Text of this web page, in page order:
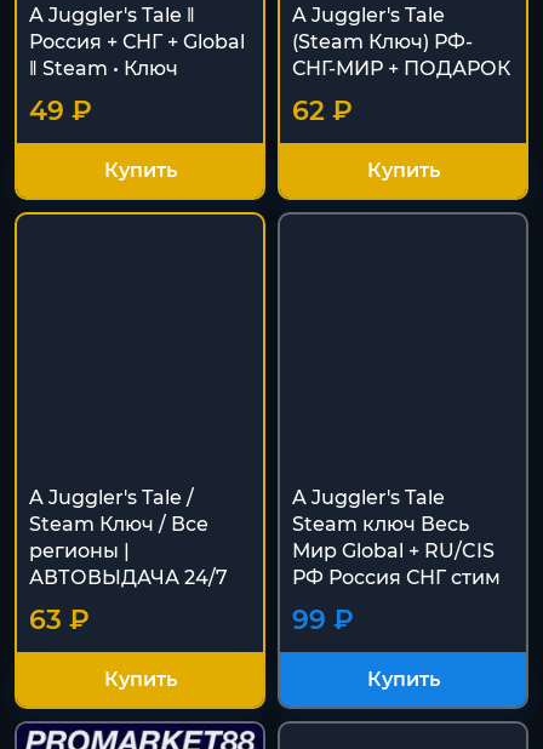
A Juggler's Tale ‖
Россия + СНГ + Global
‖ Steam • Ключ
49 ₽
Купить
A Juggler's Tale
(Steam Ключ) РФ-
СНГ-МИР + ПОДАРОК
62 ₽
Купить
A Juggler's Tale /
Steam Ключ / Все
регионы |
АВТОВЫДАЧА 24/7
63 ₽
Купить
A Juggler's Tale
Steam ключ Весь
Мир Global + RU/CIS
РФ Россия СНГ стим
99 ₽
Купить